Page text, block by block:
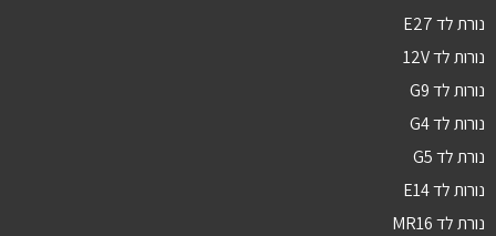
נורת לד E27
נורות לד 12V
נורות לד G9
נורות לד G4
נורת לד G5
נורות לד E14
נורת לד MR16